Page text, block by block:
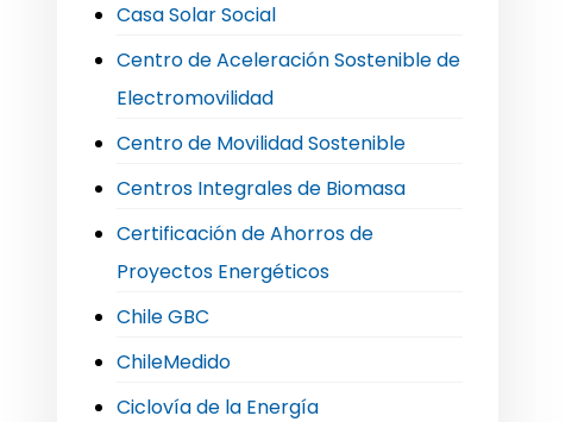
Casa Solar Social
Centro de Aceleración Sostenible de
Electromovilidad
Centro de Movilidad Sostenible
Centros Integrales de Biomasa
Certificación de Ahorros de
Proyectos Energéticos
Chile GBC
ChileMedido
Ciclovía de la Energía